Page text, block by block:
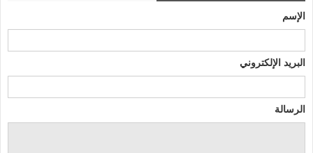
الإسم
البريد الإلكتروني
الرسالة